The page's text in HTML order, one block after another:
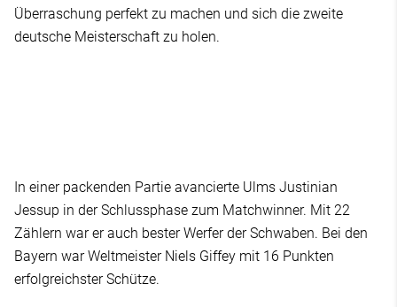
Überraschung perfekt zu machen und sich die zweite
deutsche Meisterschaft zu holen.
In einer packenden Partie avancierte Ulms Justinian
Jessup in der Schlussphase zum Matchwinner. Mit 22
Zählern war er auch bester Werfer der Schwaben. Bei den
Bayern war Weltmeister Niels Giffey mit 16 Punkten
erfolgreichster Schütze.